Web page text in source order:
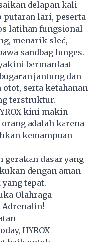
delapan kali
putaran lari, peserta
latihan fungsional
menarik sled,
sandbag lunges.
bermanfaat
jantung dan
serta ketahanan
terstruktur.
kini makin
adalah karena
kemampuan
gerakan dasar yang
dengan aman
tepat.
Olahraga
Adrenalin!
HYROX